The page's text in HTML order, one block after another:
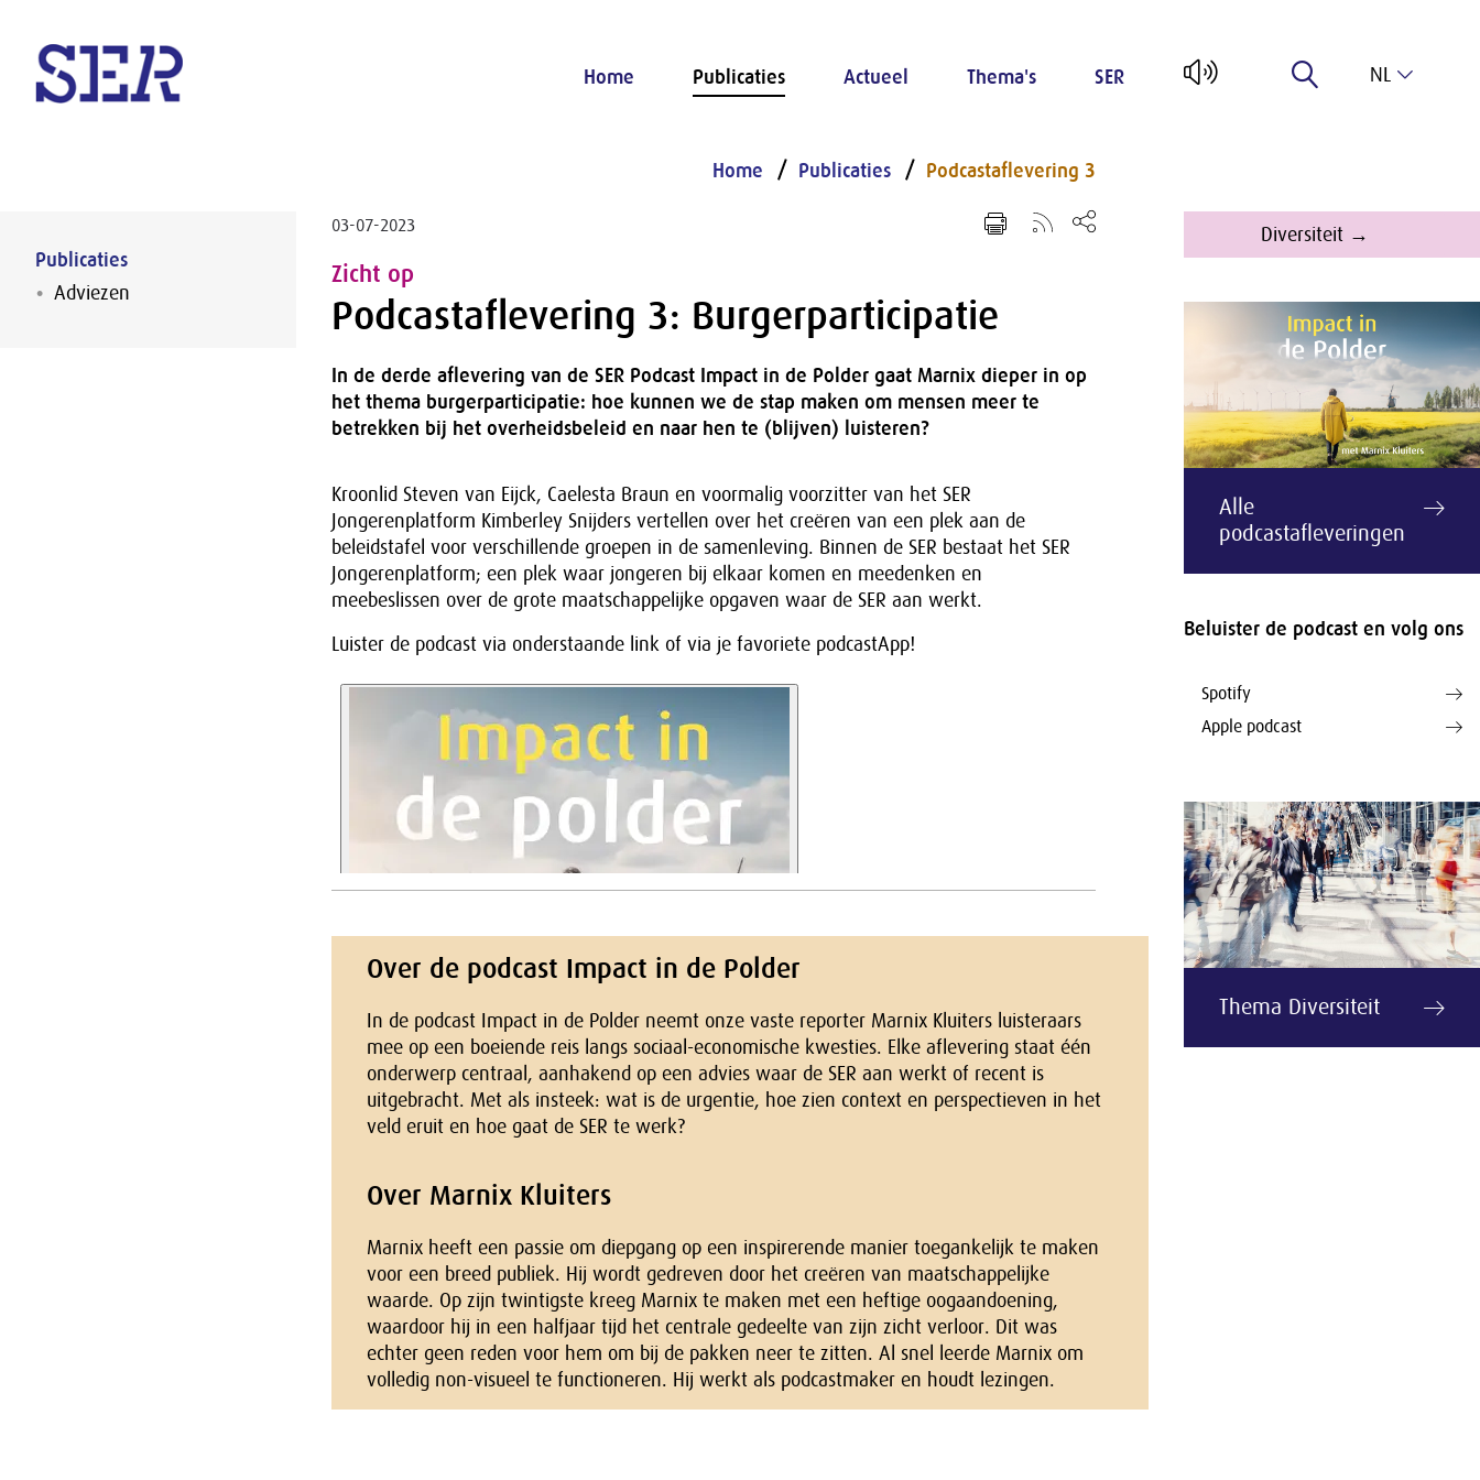
Home Publicaties Actueel Thema's SER NL
Publicaties
Adviezen
Home Publicaties Podcastaflevering 3
03-07-2023
Zicht op
Podcastaflevering 3: Burgerparticipatie
In de derde aflevering van de SER Podcast Impact in de Polder gaat Marnix dieper in op
het thema burgerparticipatie: hoe kunnen we de stap maken om mensen meer te
betrekken bij het overheidsbeleid en naar hen te (blijven) luisteren?
Kroonlid Steven van Eijck, Caelesta Braun en voormalig voorzitter van het SER
Jongerenplatform Kimberley Snijders vertellen over het creëren van een plek aan de
beleidstafel voor verschillende groepen in de samenleving. Binnen de SER bestaat het SER
Jongerenplatform; een plek waar jongeren bij elkaar komen en meedenken en
meebeslissen over de grote maatschappelijke opgaven waar de SER aan werkt.
Luister de podcast via onderstaande link of via je favoriete podcastApp!
Over de podcast Impact in de Polder
In de podcast Impact in de Polder neemt onze vaste reporter Marnix Kluiters luisteraars
mee op een boeiende reis langs sociaal-economische kwesties. Elke aflevering staat één
onderwerp centraal, aanhakend op een advies waar de SER aan werkt of recent is
uitgebracht. Met als insteek: wat is de urgentie, hoe zien context en perspectieven in het
veld eruit en hoe gaat de SER te werk?
Over Marnix Kluiters
Marnix heeft een passie om diepgang op een inspirerende manier toegankelijk te maken
voor een breed publiek. Hij wordt gedreven door het creëren van maatschappelijke
waarde. Op zijn twintigste kreeg Marnix te maken met een heftige oogaandoening,
waardoor hij in een halfjaar tijd het centrale gedeelte van zijn zicht verloor. Dit was
echter geen reden voor hem om bij de pakken neer te zitten. Al snel leerde Marnix om
volledig non-visueel te functioneren. Hij werkt als podcastmaker en houdt lezingen.
Diversiteit →
Alle
podcastafleveringen
Beluister de podcast en volg ons
Spotify
Apple podcast
Thema Diversiteit